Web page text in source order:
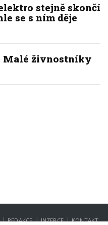
stejně skončí
se s ním děje
Malé živnostníky
| REDAKCE | INZERCE | KONTAKT